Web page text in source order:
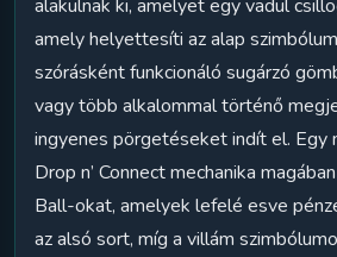
alakulnak ki, amelyet egy vadul
amely helyettesíti az alap
szórásként funkcionáló sugárzó
vagy több alkalommal történő
ingyenes pörgetéseket indít el.
Drop n’ Connect mechanika
Ball-okat, amelyek lefelé esve
az alsó sort, míg a villám